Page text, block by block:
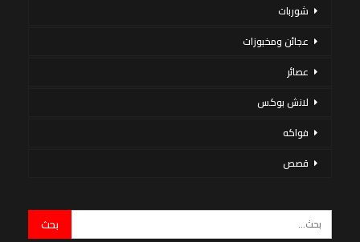
شوربات
عجائن ومخبوزات
عصائر
لانش بوكس
فواكه
قصص